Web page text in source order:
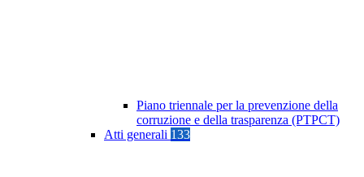
Piano triennale per la prevenzione della
corruzione e della trasparenza (PTPCT)
Atti generali 133